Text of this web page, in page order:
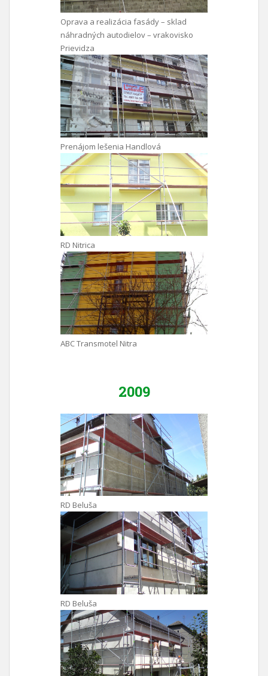
Oprava a realizácia fasády – sklad
náhradných autodielov – vrakovisko
Prievidza
Prenájom lešenia Handlová
RD Nitrica
ABC Transmotel Nitra
2009
RD Beluša
RD Beluša